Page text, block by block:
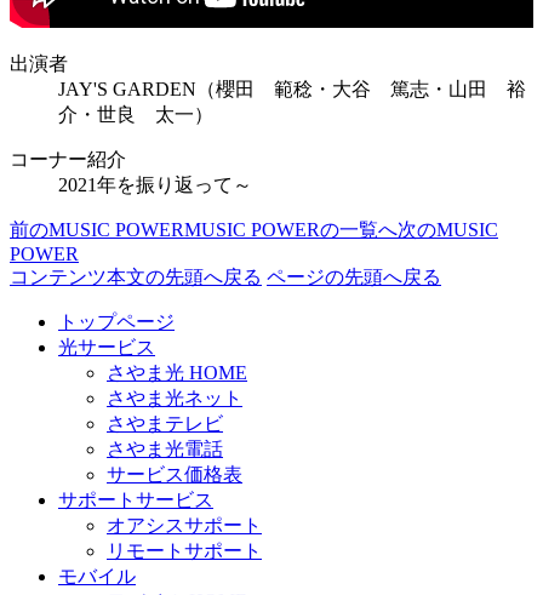
出演者
JAY'S GARDEN（櫻田 範稔・大谷 篤志・山田 裕
介・世良 太一）
コーナー紹介
2021年を振り返って～
前のMUSIC POWERMUSIC POWERの一覧へ次のMUSIC
POWER
コンテンツ本文の先頭へ戻る ページの先頭へ戻る
トップページ
光サービス
さやま光 HOME
さやま光ネット
さやまテレビ
さやま光電話
サービス価格表
サポートサービス
オアシスサポート
リモートサポート
モバイル